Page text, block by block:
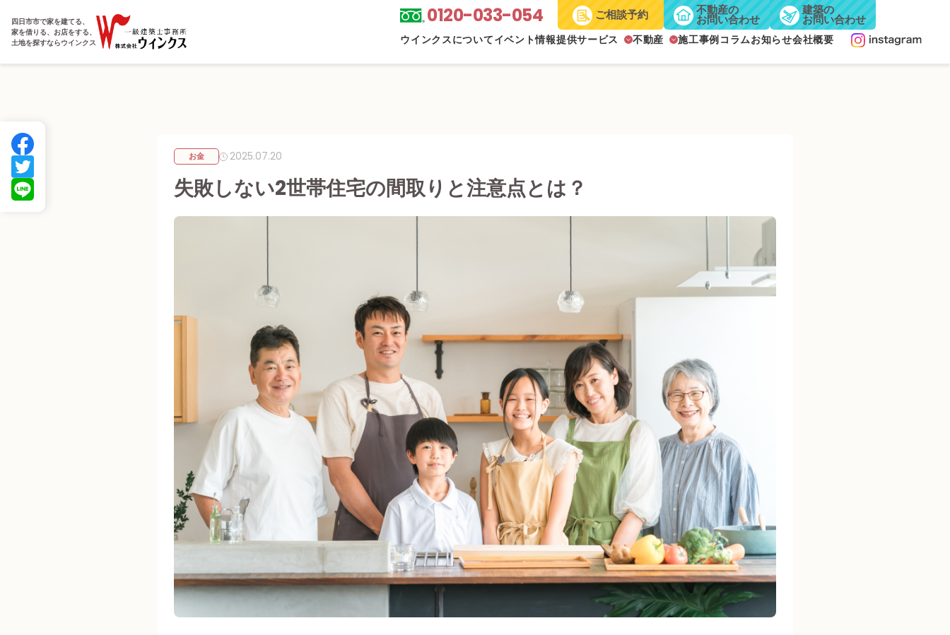
四日市市で家を建てる、
家を借りる、お店をする、
土地を探すならウインクス
0120-033-054 ご相談予約 不動産の
お問い合わせ
建築の
お問い合わせ
ウインクスについてイベント情報提供サービス 不動産 施工事例コラムお知らせ会社概要
お金 2025.07.20
失敗しない2世帯住宅の間取りと注意点とは？